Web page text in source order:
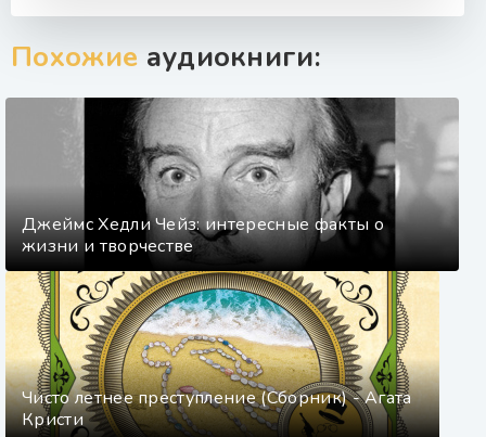
Похожие аудиокниги:
Джеймс Хедли Чейз: интересные факты о
жизни и творчестве
Чисто летнее преступление (Сборник) - Агата
Кристи